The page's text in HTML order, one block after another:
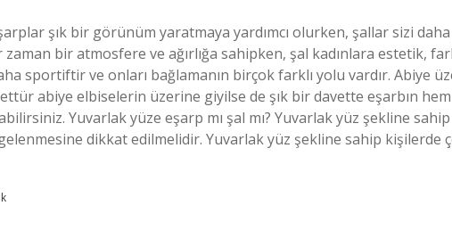
şık bir görünüm yaratmaya yardımcı olurken, şallar sizi
bir atmosfere ve ağırlığa sahipken, şal kadınlara estetik,
sportiftir ve onları bağlamanın birçok farklı yolu vardır. Abiye
abiye elbiselerin üzerine giyilse de şık bir davette eşarbın hem
Yuvarlak yüze eşarp mı şal mı? Yuvarlak yüz şekline
dikkat edilmelidir. Yuvarlak yüz şekline sahip kişilerde